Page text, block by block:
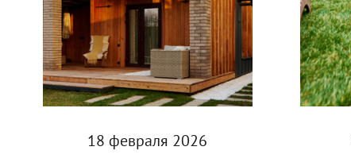
18 февраля 2026